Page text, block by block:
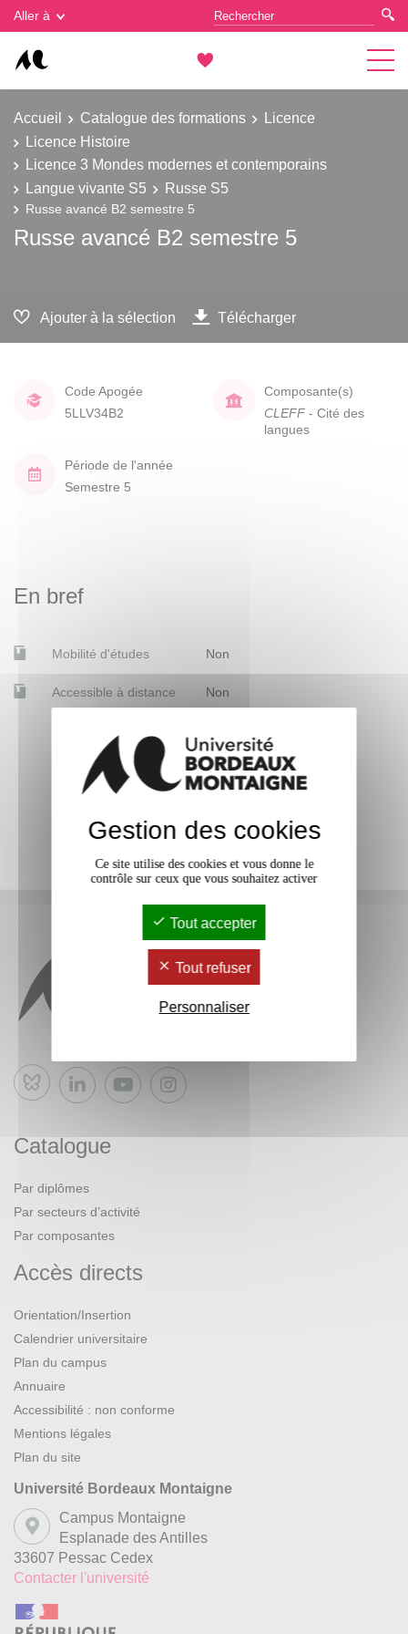
Aller à
Accueil Catalogue des formations
Licence
Licence Histoire
Licence 3 Mondes modernes et contemporains
Langue vivante S5
Russe S5
Russe avancé B2 semestre 5
Russe avancé B2 semestre 5
Ajouter à la sélection Télécharger
Code Apogée
5LLV34B2
Composante(s)
CLEFF - Cité des
langues
Période de l'année
Semestre 5
En bref
Mobilité d'études Non
Accessible à distance Non
Bluesky
Catalogue
Par diplômes
Par secteurs d’activité
Par composantes
Accès directs
Orientation/Insertion
Calendrier universitaire
Plan du campus
Annuaire
Accessibilité : non conforme
Mentions légales
Plan du site
Université Bordeaux Montaigne
Campus Montaigne
Esplanade des Antilles
33607 Pessac Cedex
Contacter l'université
Gestion des cookies
Gestion des cookies
Ce site utilise des cookies et vous donne le
contrôle sur ceux que vous souhaitez activer
Tout accepter
Tout refuser
Personnaliser